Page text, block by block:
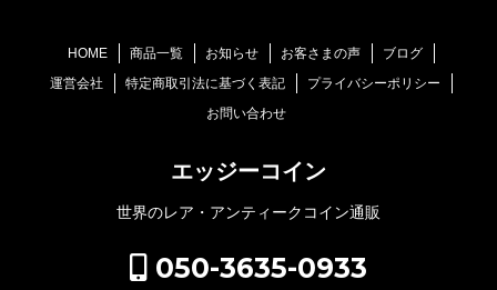
HOME 商品一覧 お知らせ お客さまの声
ブログ
運営会社
特定商取引法に基づく表記
プライバシーポリシー
お問い合わせ
エッジーコイン
世界のレア・アンティークコイン通販
050-3635-0933